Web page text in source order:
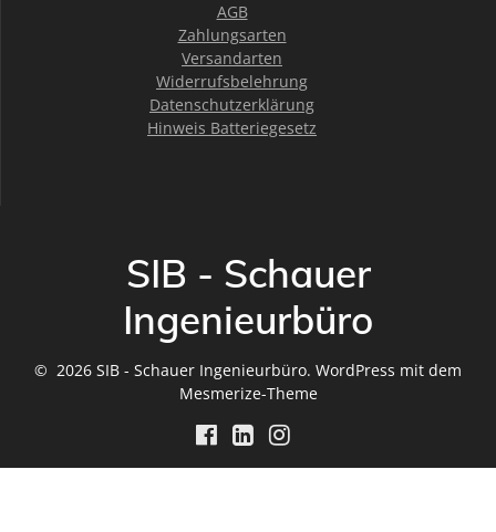
AGB
Zahlungsarten
Versandarten
Widerrufsbelehrung
Datenschutzerklärung
Hinweis Batteriegesetz
SIB - Schauer
Ingenieurbüro
© 2026 SIB - Schauer Ingenieurbüro. WordPress mit dem
Mesmerize-Theme